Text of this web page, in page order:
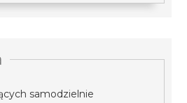
samodzielnie